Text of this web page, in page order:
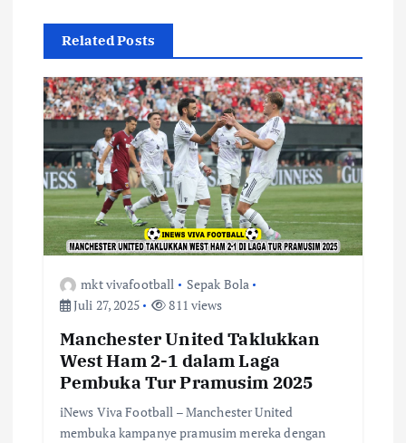
p
o
s
Related Posts
mkt vivafootball
Sepak Bola
Juli 27, 2025
811 views
Manchester United Taklukkan
West Ham 2-1 dalam Laga
Pembuka Tur Pramusim 2025
iNews Viva Football – Manchester United
membuka kampanye pramusim mereka dengan